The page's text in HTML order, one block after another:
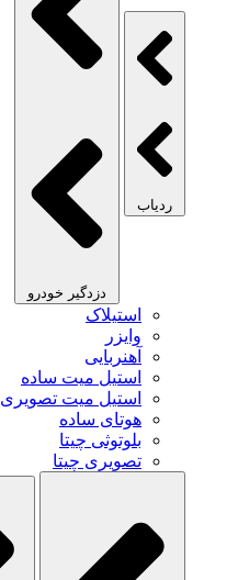
ردیاب
دزدگیر خودرو
استیلاک
وایزر
آهنربایی
استیل میت ساده
استیل میت تصویری
هوتای ساده
بلوتوثی چیتا
تصویری چیتا